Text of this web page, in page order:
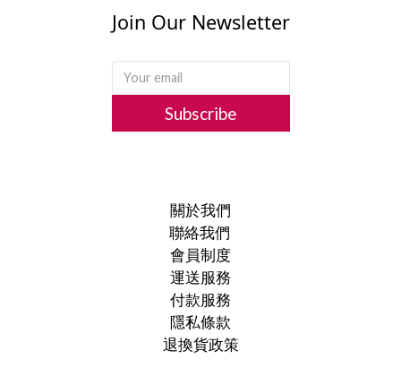
Join Our Newsletter
Subscribe
關於我們
聯絡我們
會員制度
運送服務
付款服務
隱私條款
退換貨政策